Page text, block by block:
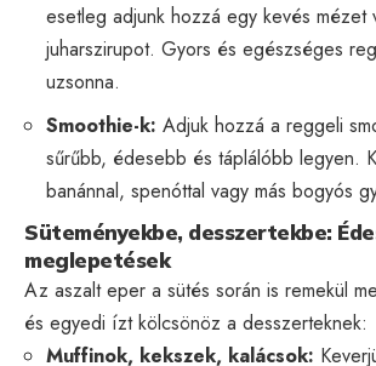
esetleg adjunk hozzá egy kevés mézet
juharszirupot. Gyors és egészséges
uzsonna.
Smoothie-k: Adjuk hozzá a reggeli
sűrűbb, édesebb és táplálóbb legyen.
banánnal, spenóttal vagy más bogyós
Süteményekbe, desszertekbe:
meglepetések
Az aszalt eper a sütés során is remekül
és egyedi ízt kölcsönöz a desszerteknek:
Muffinok, kekszek, kalácsok: